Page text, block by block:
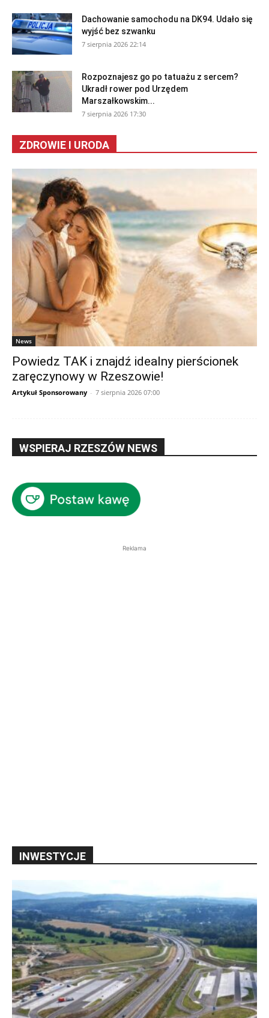
Dachowanie samochodu na DK94. Udało się
wyjść bez szwanku
7 sierpnia 2026 22:14
Rozpoznajesz go po tatuażu z sercem?
Ukradł rower pod Urzędem
Marszałkowskim...
7 sierpnia 2026 17:30
ZDROWIE I URODA
News
Powiedz TAK i znajdź idealny pierścionek
zaręczynowy w Rzeszowie!
Artykuł Sponsorowany - 7 sierpnia 2026 07:00
WSPIERAJ RZESZÓW NEWS
Reklama
INWESTYCJE